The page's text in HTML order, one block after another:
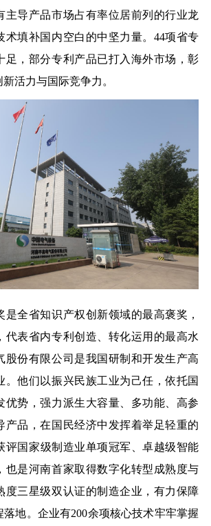
主导产品市场占有率位居前列的行业龙
术填补国内空白的中坚力量。44项省专
足，部分专利产品已打入海外市场，彰
活力与国际竞争力。
全省知识产权创新领域的最高褒奖 ，
代表省内专利创造、转化运用的最高水
股份有限公司是我国研制和开发生产高
。他们以振兴民族工业为己任，依托国
优势，强力派生大容量、多功能、高参
产品，在国民经济中发挥着举足轻重的
评国家级制造业单项冠军、卓越级智能
也是河南首家取得数字化转型成熟度与
度三星级双认证的制造企业，有力保障
地。 企业有200余项核心技术牢牢掌握